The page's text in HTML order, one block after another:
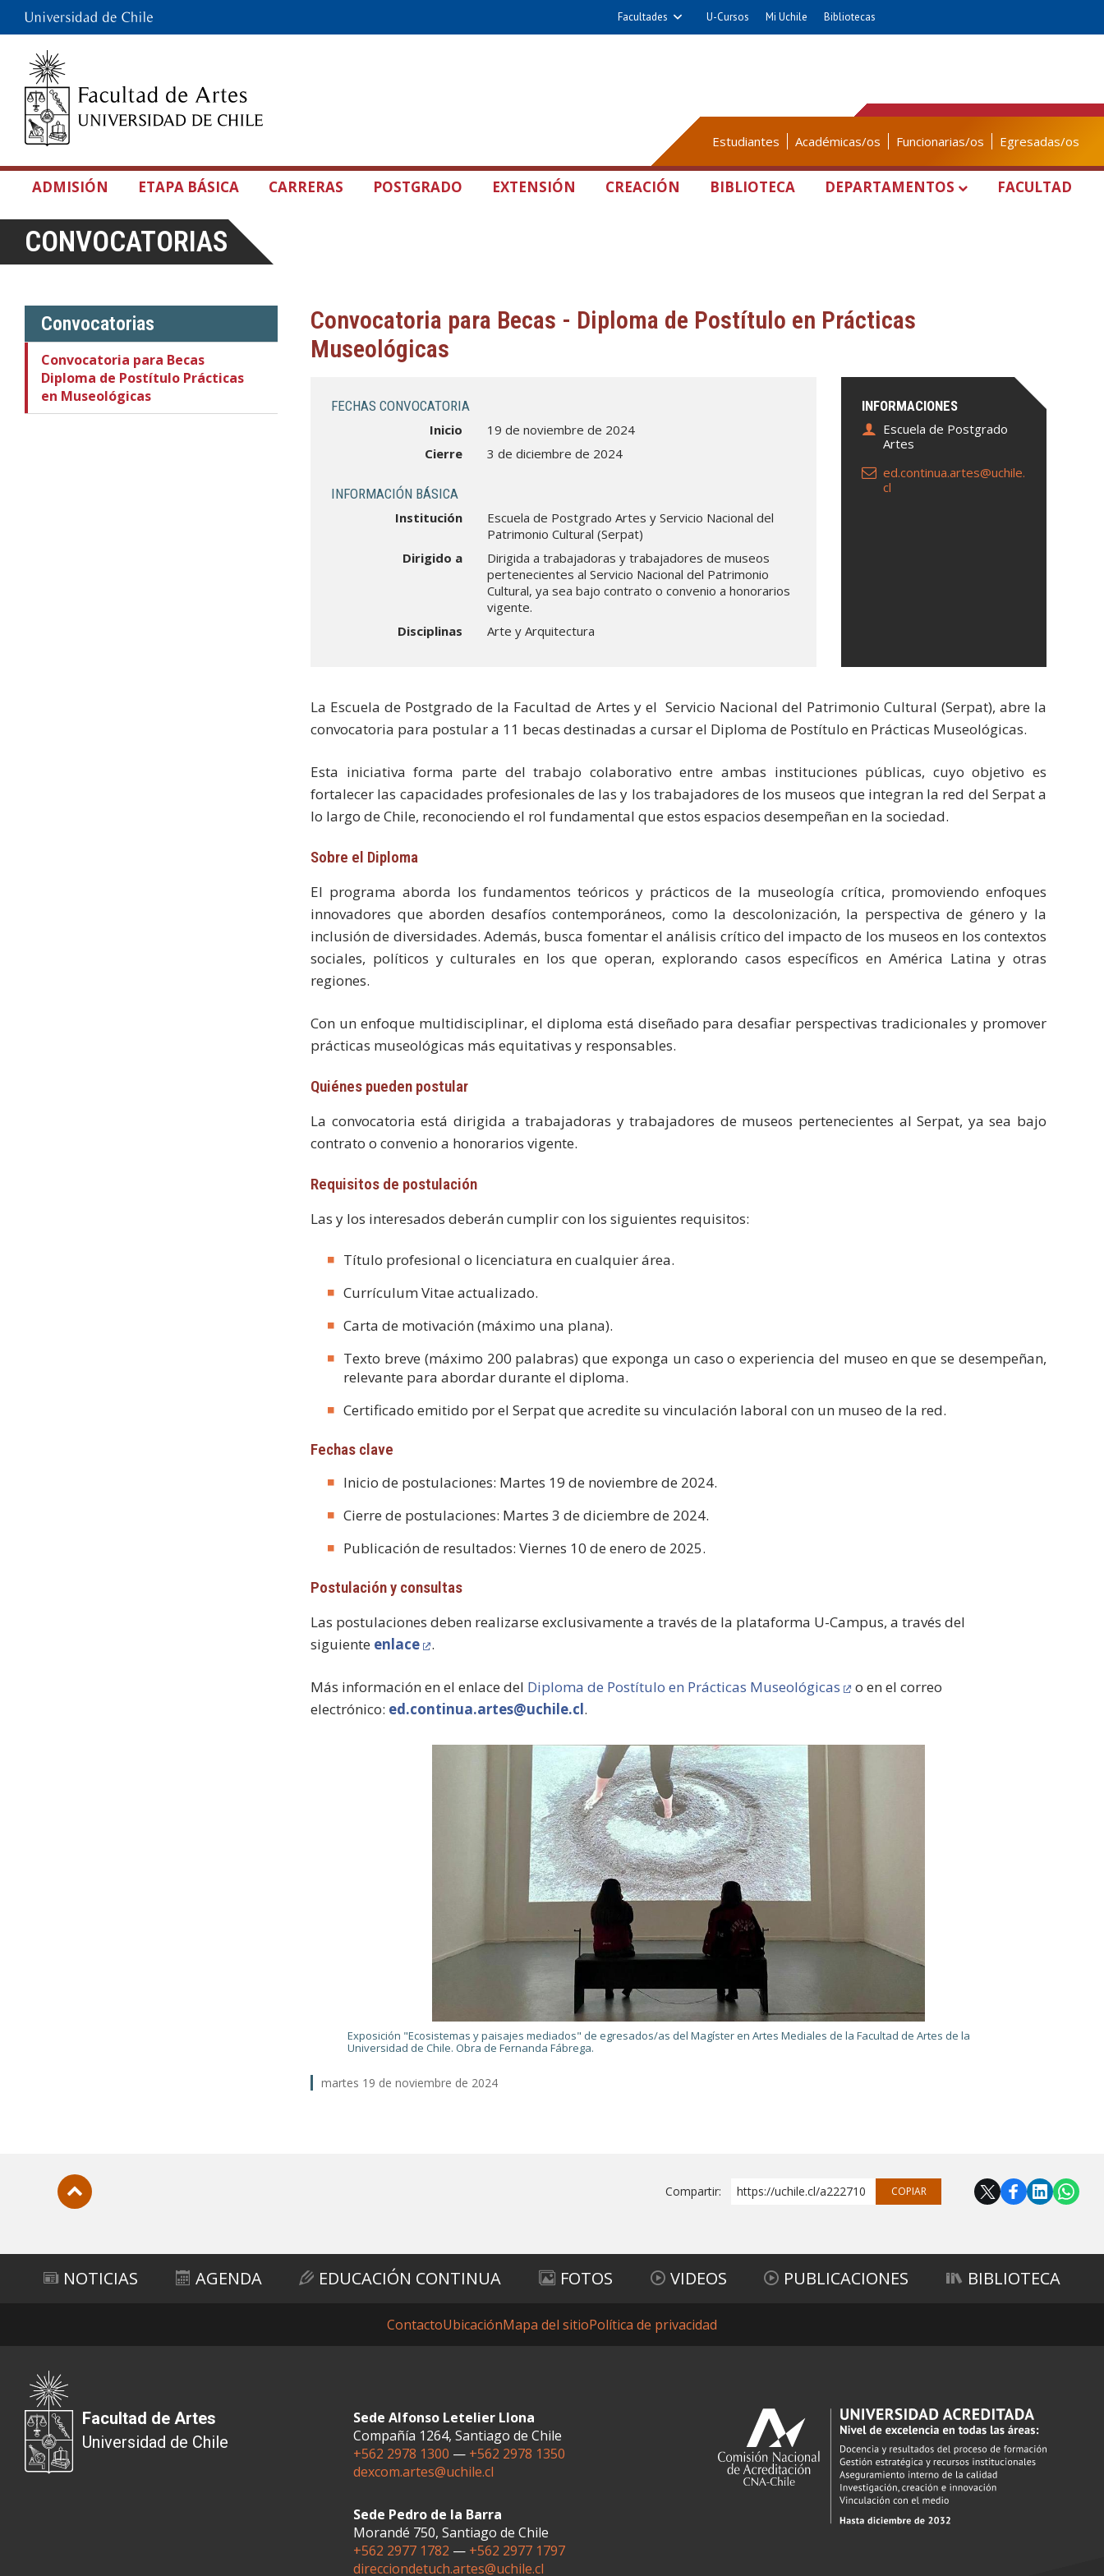
Facultades U-Cursos Mi Uchile Bibliotecas
Estudiantes Académicas/os Funcionarias/os Egresadas/os
ADMISIÓN ETAPA BÁSICA CARRERAS POSTGRADO EXTENSIÓN CREACIÓN BIBLIOTECA DEPARTAMENTOS FACULTAD
CONVOCATORIAS
Convocatorias
Convocatoria para Becas
Diploma de Postítulo Prácticas
en Museológicas
Convocatoria para Becas - Diploma de Postítulo en Prácticas
Museológicas
INFORMACIONES
Escuela de Postgrado
Artes
ed.continua.artes@uchile.
cl
FECHAS CONVOCATORIA
Inicio
19 de noviembre de 2024
Cierre
3 de diciembre de 2024
INFORMACIÓN BÁSICA
Institución
Escuela de Postgrado Artes y Servicio Nacional del
Patrimonio Cultural (Serpat)
Dirigido a
Dirigida a trabajadoras y trabajadores de museos
pertenecientes al Servicio Nacional del Patrimonio
Cultural, ya sea bajo contrato o convenio a honorarios
vigente.
Disciplinas
Arte y Arquitectura
La Escuela de Postgrado de la Facultad de Artes y el Servicio Nacional del Patrimonio Cultural (Serpat), abre la
convocatoria para postular a 11 becas destinadas a cursar el Diploma de Postítulo en Prácticas Museológicas.
Esta iniciativa forma parte del trabajo colaborativo entre ambas instituciones públicas, cuyo objetivo es
fortalecer las capacidades profesionales de las y los trabajadores de los museos que integran la red del Serpat a
lo largo de Chile, reconociendo el rol fundamental que estos espacios desempeñan en la sociedad.
Sobre el Diploma
El programa aborda los fundamentos teóricos y prácticos de la museología crítica, promoviendo enfoques
innovadores que aborden desafíos contemporáneos, como la descolonización, la perspectiva de género y la
inclusión de diversidades. Además, busca fomentar el análisis crítico del impacto de los museos en los contextos
sociales, políticos y culturales en los que operan, explorando casos específicos en América Latina y otras
regiones.
Con un enfoque multidisciplinar, el diploma está diseñado para desafiar perspectivas tradicionales y promover
prácticas museológicas más equitativas y responsables.
Quiénes pueden postular
La convocatoria está dirigida a trabajadoras y trabajadores de museos pertenecientes al Serpat, ya sea bajo
contrato o convenio a honorarios vigente.
Requisitos de postulación
Las y los interesados deberán cumplir con los siguientes requisitos:
Título profesional o licenciatura en cualquier área.
Currículum Vitae actualizado.
Carta de motivación (máximo una plana).
Texto breve (máximo 200 palabras) que exponga un caso o experiencia del museo en que se desempeñan,
relevante para abordar durante el diploma.
Certificado emitido por el Serpat que acredite su vinculación laboral con un museo de la red.
Fechas clave
Inicio de postulaciones: Martes 19 de noviembre de 2024.
Cierre de postulaciones: Martes 3 de diciembre de 2024.
Publicación de resultados: Viernes 10 de enero de 2025.
Postulación y consultas
Las postulaciones deben realizarse exclusivamente a través de la plataforma U-Campus, a través del
siguiente enlace .
Más información en el enlace del Diploma de Postítulo en Prácticas Museológicas
o en el correo
electrónico: ed.continua.artes@uchile.cl.
Exposición "Ecosistemas y paisajes mediados" de egresados/as del Magíster en Artes Mediales de la Facultad de Artes de la
Universidad de Chile. Obra de Fernanda Fábrega.
martes 19 de noviembre de 2024
Compartir: https://uchile.cl/a222710 COPIAR
NOTICIAS AGENDA EDUCACIÓN CONTINUA FOTOS VIDEOS PUBLICACIONES BIBLIOTECA
ContactoUbicaciónMapa del sitioPolítica de privacidad
Facultad de Artes
Universidad de Chile
Sede Alfonso Letelier Llona
Compañía 1264, Santiago de Chile
+562 2978 1300 — +562 2978 1350
dexcom.artes@uchile.cl
Sede Pedro de la Barra
Morandé 750, Santiago de Chile
+562 2977 1782 — +562 2977 1797
direcciondetuch.artes@uchile.cl